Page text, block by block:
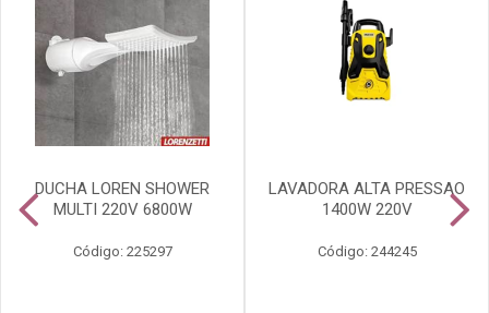
DUCHA LOREN SHOWER
MULTI 220V 6800W
Código: 225297
LAVADORA ALTA PRESSAO
1400W 220V
Código: 244245